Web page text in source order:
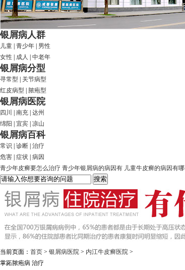
银屑病人群
儿童 青少年
男性
女性
成人 中老年
银屑病分型
寻常型
关节病型
红皮病型
脓疱型
银屑病医院
四川 南充 达州
绵阳
宜宾 凉山
银屑病百科
常识 诊断 治疗
危害 症状 病因
青少年皮癣要怎么治疗 青少年银屑病的病因有 儿童牛皮癣的病因有哪
当前页面： 首页 > 银屑病医院 > 内江牛皮癣医院 >
掌跖脓疱病 治疗